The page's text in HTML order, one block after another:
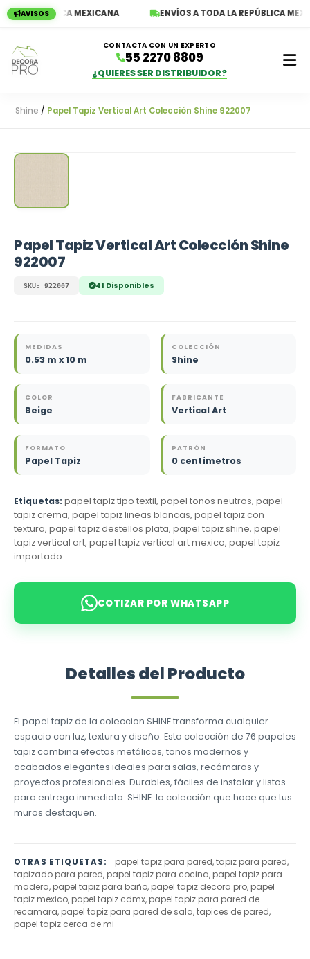
AVISOS
LA REPÚBLICA MEXICANA ENVÍOS A TODA LA REPÚBLICA
CONTACTA CON UN EXPERTO
55 2270 8809
¿QUIERES SER DISTRIBUIDOR?
Shine / Papel Tapiz Vertical Art Colección Shine 922007
Papel Tapiz Vertical Art Colección Shine
922007
SKU: 922007 41 Disponibles
MEDIDAS
0.53 m x 10 m
COLECCIÓN
Shine
COLOR
Beige
FABRICANTE
Vertical Art
FORMATO
Papel Tapiz
PATRÓN
0 centímetros
Etiquetas: papel tapiz tipo textil, papel tonos neutros, papel
tapiz crema, papel tapiz lineas blancas, papel tapiz con
textura, papel tapiz destellos plata, papel tapiz shine, papel
tapiz vertical art, papel tapiz vertical art mexico, papel tapiz
importado
COTIZAR POR WHATSAPP
Detalles del Producto
El papel tapiz de la coleccion SHINE transforma cualquier
espacio con luz, textura y diseño. Esta colección de 76 papeles
tapiz combina efectos metálicos, tonos modernos y
acabados elegantes ideales para salas, recámaras y
proyectos profesionales. Durables, fáciles de instalar y listos
para entrega inmediata. SHINE: la colección que hace que tus
muros destaquen.
OTRAS ETIQUETAS:
papel tapiz para pared, tapiz para pared,
tapizado para pared, papel tapiz para cocina, papel tapiz para
madera, papel tapiz para baño, papel tapiz decora pro, papel
tapiz mexico, papel tapiz cdmx, papel tapiz para pared de
recamara, papel tapiz para pared de sala, tapices de pared,
papel tapiz cerca de mi